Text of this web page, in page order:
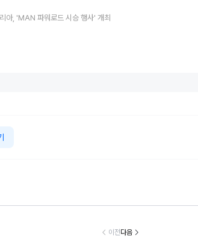
아, 'MAN 파워로드 시승 행사' 개최
애스턴마
지리車그룹, 7월
만 161대 기록…5
리본카, ‘팔월이
행…인기 직영인
이전다음